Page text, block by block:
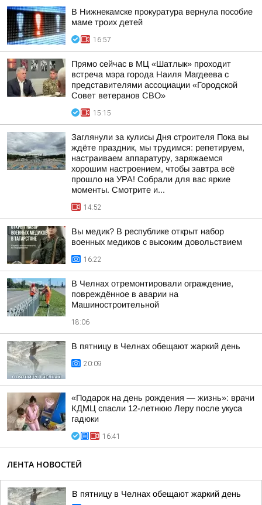
В Нижнекамске прокуратура вернула пособие
маме троих детей
16:57
Прямо сейчас в МЦ «Шатлык» проходит
встреча мэра города Наиля Магдеева с
представителями ассоциации «Городской
Совет ветеранов СВО»
15:15
Заглянули за кулисы Дня строителя Пока вы
ждёте праздник, мы трудимся: репетируем,
настраиваем аппаратуру, заряжаемся
хорошим настроением, чтобы завтра всё
прошло на УРА! Собрали для вас яркие
моменты. Смотрите и...
14:52
Вы медик? В республике открыт набор
военных медиков с высоким довольствием
16:22
В Челнах отремонтировали ограждение,
повреждённое в аварии на
Машиностроительной
18:06
В пятницу в Челнах обещают жаркий день
20:09
«Подарок на день рождения — жизнь»: врачи
КДМЦ спасли 12-летнюю Леру после укуса
гадюки
16:41
ЛЕНТА НОВОСТЕЙ
В пятницу в Челнах обещают жаркий день